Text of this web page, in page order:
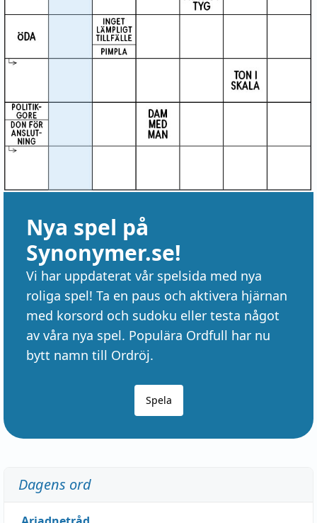
Nya spel på
Synonymer.se!
Vi har uppdaterat vår spelsida med nya
roliga spel! Ta en paus och aktivera hjärnan
med korsord och sudoku eller testa något
av våra nya spel. Populära Ordfull har nu
bytt namn till Ordröj.
Spela
Dagens ord